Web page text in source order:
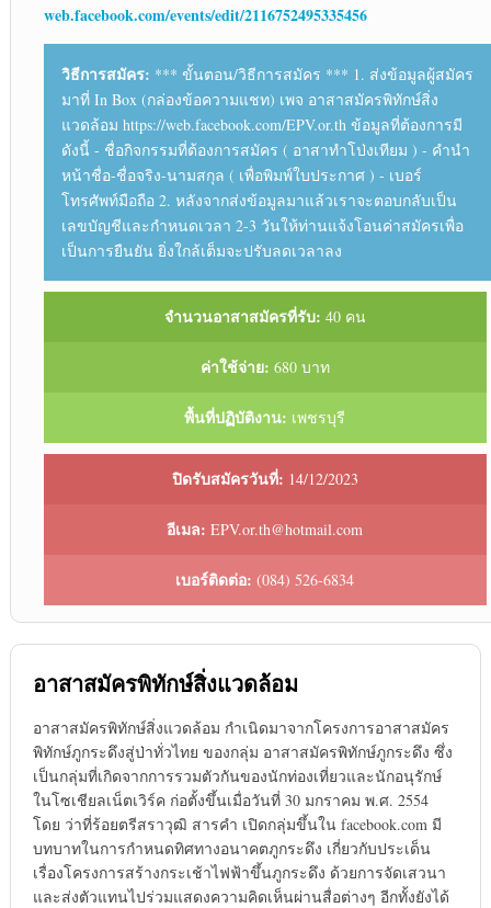
web.facebook.com/events/edit/2116752495335456
วิธีการสมัคร: *** ขั้นตอน/วิธีการสมัคร *** 1. ส่งข้อมูลผู้สมัคร
มาที่ In Box (กล่องข้อความแชท) เพจ อาสาสมัครพิทักษ์สิ่ง
แวดล้อม https://web.facebook.com/EPV.or.th ข้อมูลที่ต้องการมี
ดังนี้ - ชื่อกิจกรรมที่ต้องการสมัคร ( อาสาทำโป่งเทียม ) - คำนำ
หน้าชื่อ-ชื่อจริง-นามสกุล ( เพื่อพิมพ์ใบประกาศ ) - เบอร์
โทรศัพท์มือถือ 2. หลังจากส่งข้อมูลมาแล้วเราจะตอบกลับเป็น
เลขบัญชีและกำหนดเวลา 2-3 วันให้ท่านแจ้งโอนค่าสมัครเพื่อ
เป็นการยืนยัน ยิ่งใกล้เต็มจะปรับลดเวลาลง
จำนวนอาสาสมัครที่รับ: 40 คน
ค่าใช้จ่าย: 680 บาท
พื้นที่ปฏิบัติงาน: เพชรบุรี
ปิดรับสมัครวันที่: 14/12/2023
อีเมล: EPV.or.th@hotmail.com
เบอร์ติดต่อ: (084) 526-6834
อาสาสมัครพิทักษ์สิ่งแวดล้อม
อาสาสมัครพิทักษ์สิ่งแวดล้อม กำเนิดมาจากโครงการอาสาสมัคร
พิทักษ์ภูกระดึงสู่ป่าทั่วไทย ของกลุ่ม อาสาสมัครพิทักษ์ภูกระดึง ซึ่ง
เป็นกลุ่มที่เกิดจากการรวมตัวกันของนักท่องเที่ยวและนักอนุรักษ์
ในโซเชียลเน็ตเวิร์ค ก่อตั้งขึ้นเมื่อวันที่ 30 มกราคม พ.ศ. 2554
โดย ว่าที่ร้อยตรีสราวุฒิ สารคำ เปิดกลุ่มขึ้นใน facebook.com มี
บทบาทในการกำหนดทิศทางอนาคตภูกระดึง เกี่ยวกับประเด็น
เรื่องโครงการสร้างกระเช้าไฟฟ้าขึ้นภูกระดึง ด้วยการจัดเสวนา
และส่งตัวแทนไปร่วมแสดงความคิดเห็นผ่านสื่อต่างๆ อีกทั้งยังได้